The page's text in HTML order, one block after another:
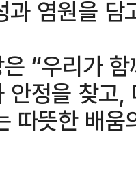
과 염원을 담
“우리가
안정을 찾고
따뜻한 배